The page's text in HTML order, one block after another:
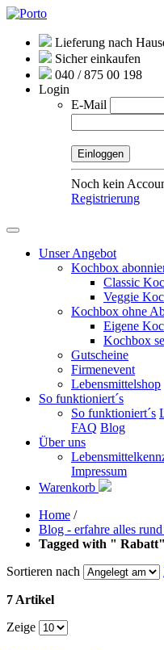
Lieferung nach
Sicher einkaufen
040 / 875 00 198
Login
E-Mail
Noch kein
Registrierung
Unser Angebot
Kochbox
Classic
Veggie
Kochbox ohne
Eigene
Kochbox
Gutscheine
Firmenevent
Lebensmittelshop
So funktioniert´s
So funktioniert´s
FAQ Blog
Über uns
Impressum
Warenkorb
Home /
Blog - erfahre alles rund
Tagged with " Rabatt"
Sortieren nach
7 Artikel
Zeige